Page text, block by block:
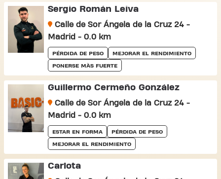
Sergio Román Leiva
Calle de Sor Ángela de la Cruz 24 -
Madrid - 0.0 km
PÉRDIDA DE PESO MEJORAR EL RENDIMIENTO
PONERSE MÀS FUERTE
Guillermo Cermeño González
Calle de Sor Ángela de la Cruz 24 -
Madrid - 0.0 km
ESTAR EN FORMA PÉRDIDA DE PESO
MEJORAR EL RENDIMIENTO
Carlota